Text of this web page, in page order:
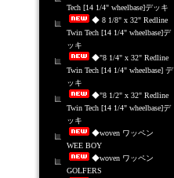
Tech [14 1/4" wheelbase]デッキ
◆ 8 1/8" x 32" Redline
Twin Tech [14 1/4" wheelbase]デ
ッキ
◆"8 1/4" x 32" Redline
Twin Tech [14 1/4" wheelbase] デ
ッキ
◆"8 1/2" x 32" Redline
Twin Tech [14 1/4" wheelbase]デ
ッキ
◆woven ワッペン
WEE BOY
◆woven ワッペン
GOLFERS